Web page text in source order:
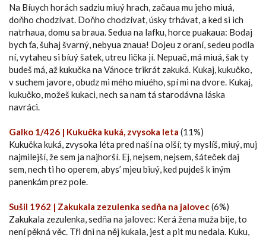
Na Bíuych horách sadziu miuý hrach, začaua mu jeho miuá,
doňho chodzívat. Doňho chodzívat, úsky trhávat, a ked si ich
natrhaua, domu sa braua. Sedua na lafku, horce puakaua: Bodaj
bych ťa, šuhaj švarný, nebyua znaua! Dojeu z oraní, sedeu podla
ní, vytaheu si bíuý šatek, utreu lička jí. Nepuač, má miuá, šak ty
budeš má, až kukučka na Vánoce trikrát zakuká. Kukaj, kukučko,
v suchem javore, obudz mi mého miuého, spí mi na dvore. Kukaj,
kukučko, možeš kukaci, nech sa nam tá starodávna láska
navráci.
Galko 1/426 | Kukučka kuká, zvysoka leta (11%)
Kukučka kuká, zvysoka léta pred naší na olší; ty myslíš, miuý, muj
najmilejší, že sem ja najhorší. Ej, nejsem, nejsem, šáteček daj
sem, nech ti ho operem, abys’ mjeu biuý, ked pujdeš k iným
panenkám prez pole.
Sušil 1962 | Zakukala zezulenka sedňa na jalovec(6%)
Zakukala zezulenka, sedňa na jalovec: Kerá žena muža bije, to
není pěkná věc. Tři dni na něj kukala, jest a pit mu nedala. Kuku,